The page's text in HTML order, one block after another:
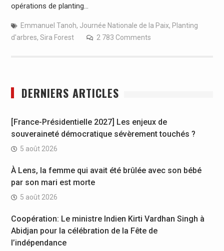
opérations de planting…
Emmanuel Tanoh, Journée Nationale de la Paix, Planting
d'arbres, Sira Forest 2 783 Comments
DERNIERS ARTICLES
[France-Présidentielle 2027] Les enjeux de
souveraineté démocratique sévèrement touchés ?
5 août 2026
À Lens, la femme qui avait été brûlée avec son bébé
par son mari est morte
5 août 2026
Coopération: Le ministre Indien Kirti Vardhan Singh à
Abidjan pour la célébration de la Fête de
l’indépendance